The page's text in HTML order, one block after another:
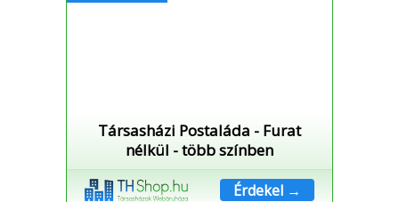
Társasházi Postaláda - Furat
nélkül - több színben
Érdekel →